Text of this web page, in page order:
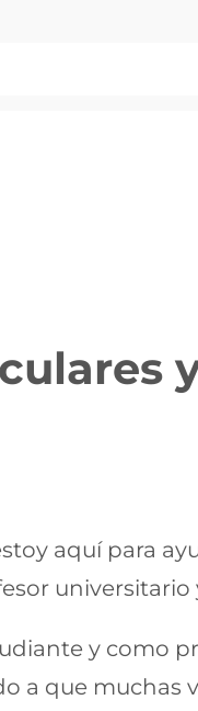
aquí para
y como
a que muchas